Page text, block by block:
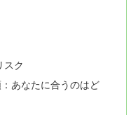
スク
あなたに合うのはど